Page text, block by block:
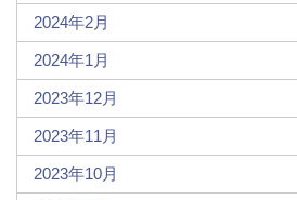
2024年2月
2024年1月
2023年12月
2023年11月
2023年10月